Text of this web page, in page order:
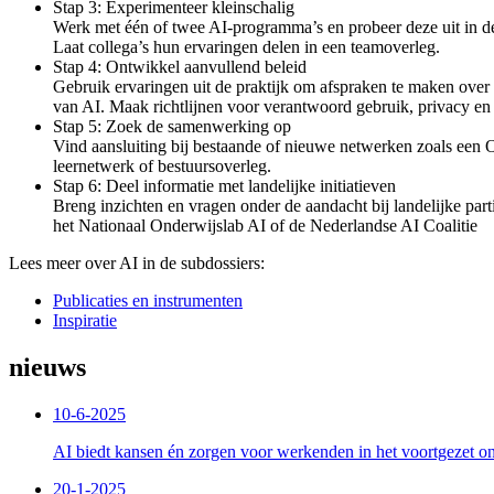
Stap 3: Experimenteer kleinschalig
Werk met één of twee AI-programma’s en probeer deze uit in
Laat collega’s hun ervaringen delen in een teamoverleg.
Stap 4: Ontwikkel aanvullend beleid
Gebruik ervaringen uit de praktijk om afspraken te maken
van AI. Maak richtlijnen voor verantwoord gebruik, privacy en
Stap 5: Zoek de samenwerking op
Vind aansluiting bij bestaande of nieuwe netwerken zoals een
leernetwerk of bestuursoverleg.
Stap 6: Deel informatie met landelijke initiatieven
Breng inzichten en vragen onder de aandacht bij landelijke
het Nationaal Onderwijslab AI of de Nederlandse AI Coalitie
Lees meer over AI in de subdossiers:
Publicaties en instrumenten
Inspiratie
nieuws
10-6-2025
AI biedt kansen én zorgen voor werkenden in het voortgezet
20-1-2025